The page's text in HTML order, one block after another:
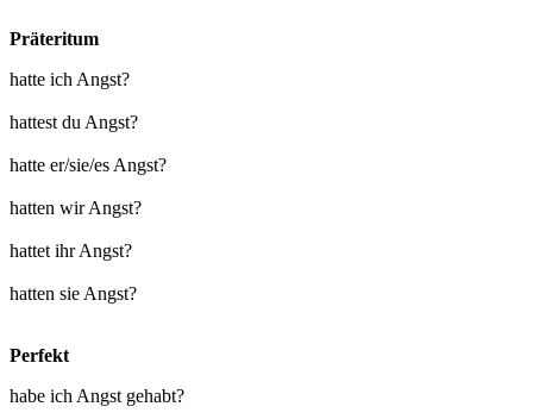
Präteritum
hatte ich Angst?
hattest du Angst?
hatte er/sie/es Angst?
hatten wir Angst?
hattet ihr Angst?
hatten sie Angst?
Perfekt
habe ich Angst gehabt?